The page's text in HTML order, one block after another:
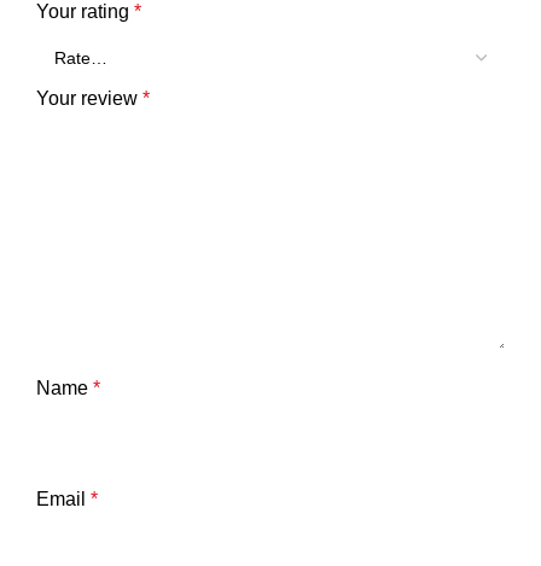
Your rating *
Your review *
Name *
Email *